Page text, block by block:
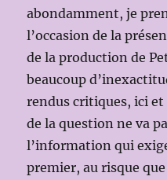
abondamment, je
l’occasion de la
de la production de
beaucoup
rendus critiques, ici
de la question ne va
l’information qui
premier, au risque